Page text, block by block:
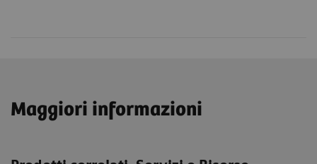
Maggiori informazioni